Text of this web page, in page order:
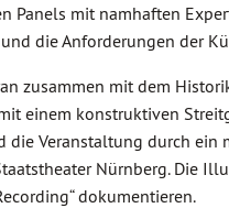
Panels mit namhaften
die Anforderungen der
zusammen mit dem
einem konstruktiven
die Veranstaltung durch ein
Nürnberg. Die
dokumentieren.